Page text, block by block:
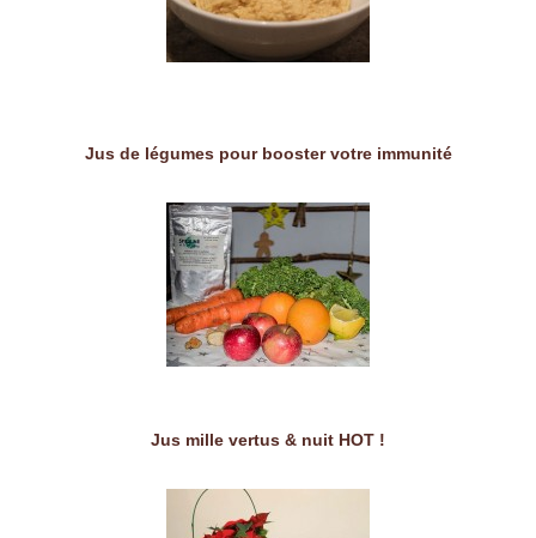
Jus de légumes pour booster votre immunité
Jus mille vertus & nuit HOT !